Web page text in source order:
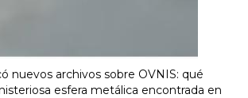
nuevos archivos sobre OVNIS: qué
esfera metálica encontrada en